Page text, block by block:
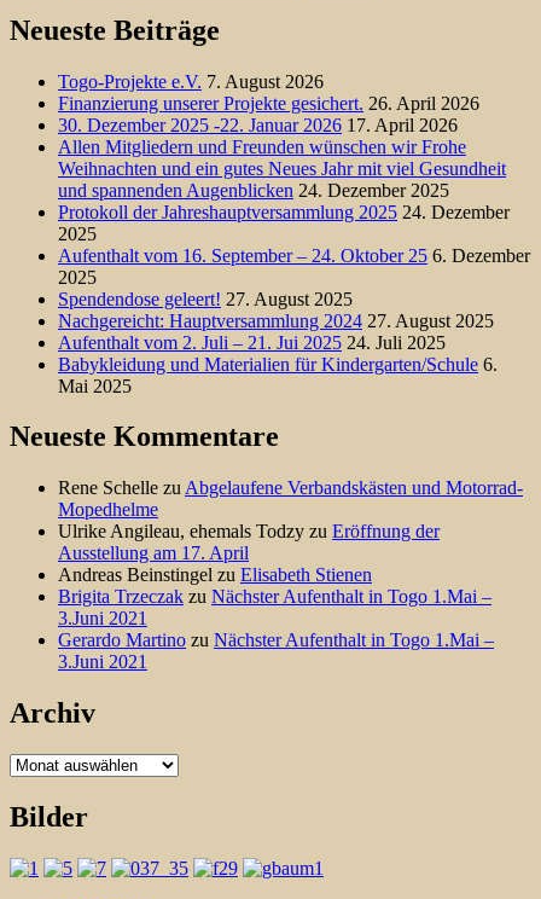
Neueste Beiträge
Togo-Projekte e.V. 7. August 2026
Finanzierung unserer Projekte gesichert. 26. April 2026
30. Dezember 2025 -22. Januar 2026 17. April 2026
Allen Mitgliedern und Freunden wünschen wir Frohe
Weihnachten und ein gutes Neues Jahr mit viel Gesundheit
und spannenden Augenblicken 24. Dezember 2025
Protokoll der Jahreshauptversammlung 2025 24. Dezember
2025
Aufenthalt vom 16. September – 24. Oktober 25 6. Dezember
2025
Spendendose geleert! 27. August 2025
Nachgereicht: Hauptversammlung 2024 27. August 2025
Aufenthalt vom 2. Juli – 21. Jui 2025 24. Juli 2025
Babykleidung und Materialien für Kindergarten/Schule 6.
Mai 2025
Neueste Kommentare
Rene Schelle zu Abgelaufene Verbandskästen und Motorrad-
Mopedhelme
Ulrike Angileau, ehemals Todzy zu Eröffnung der
Ausstellung am 17. April
Andreas Beinstingel zu Elisabeth Stienen
Brigita Trzeczak zu Nächster Aufenthalt in Togo 1.Mai –
3.Juni 2021
Gerardo Martino zu Nächster Aufenthalt in Togo 1.Mai –
3.Juni 2021
Archiv
Archiv
Bilder